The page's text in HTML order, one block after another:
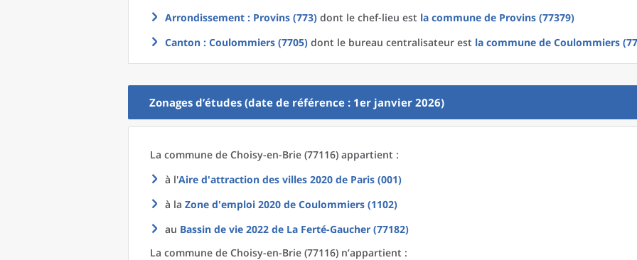
Arrondissement : Provins (773) dont le chef-lieu est la commune de Provins (77379)
Canton : Coulommiers (7705) dont le bureau centralisateur est la commune de Coulommiers
Zonages d’études (date de référence : 1er janvier 2026)
La commune de Choisy-en-Brie (77116) appartient :
à l'Aire d'attraction des villes 2020 de Paris (001)
à la Zone d'emploi 2020 de Coulommiers (1102)
au Bassin de vie 2022 de La Ferté-Gaucher (77182)
La commune de Choisy-en-Brie (77116) n’appartient :